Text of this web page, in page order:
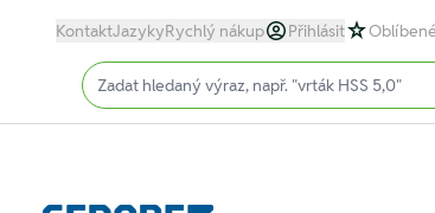
KontaktJazykyRychlý nákup Přihlásit
Input (text)